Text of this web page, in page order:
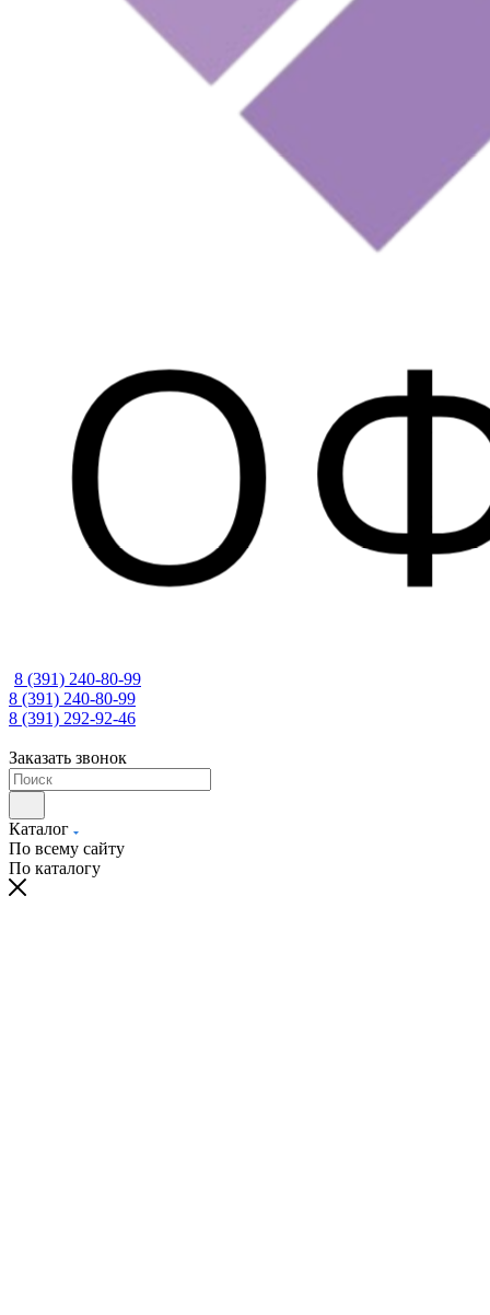
8 (391) 240-80-99
8 (391) 240-80-99
8 (391) 292-92-46
Заказать звонок
Каталог
По всему сайту
По каталогу